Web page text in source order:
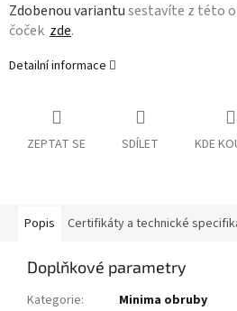
Zdobenou variantusestavíte z této
čoček zde.
Detailní informace
ZEPTAT SE SDÍLET KDE
Popis Certifikáty a technické
Doplňkové parametry
Kategorie:
Minima obruby